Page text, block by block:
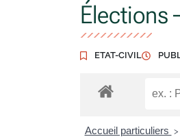
Élections
ETAT-CIVIL
Accueil particuliers >